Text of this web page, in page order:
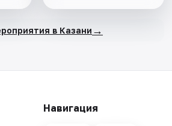
в Казани →
Навигация